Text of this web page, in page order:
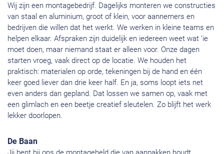
Wij zijn een montagebedrijf. Dagelijks monteren we constructies
van staal en aluminium, groot of klein, voor aannemers en
bedrijven die willen dat het werkt. We werken in kleine teams en
helpen elkaar. Afspraken zijn duidelijk en iedereen weet wat ’ie
moet doen, maar niemand staat er alleen voor. Onze dagen
starten vroeg, vaak direct op de locatie. We houden het
praktisch: materialen op orde, tekeningen bij de hand en één
keer goed liever dan drie keer half. En ja, soms loopt iets net
even anders dan gepland. Dat lossen we samen op, vaak met
een glimlach en een beetje creatief sleutelen. Zo blijft het werk
lekker doorlopen.
De Baan